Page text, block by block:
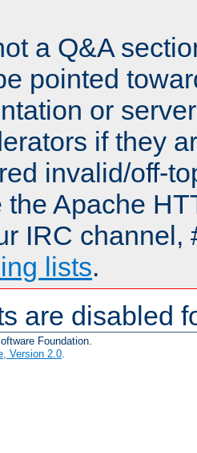
a Q&A
pointed
or
if they
invalid/off-
the Apache
IRC channel,
lists.
are disabled
Foundation.
Version 2.0.